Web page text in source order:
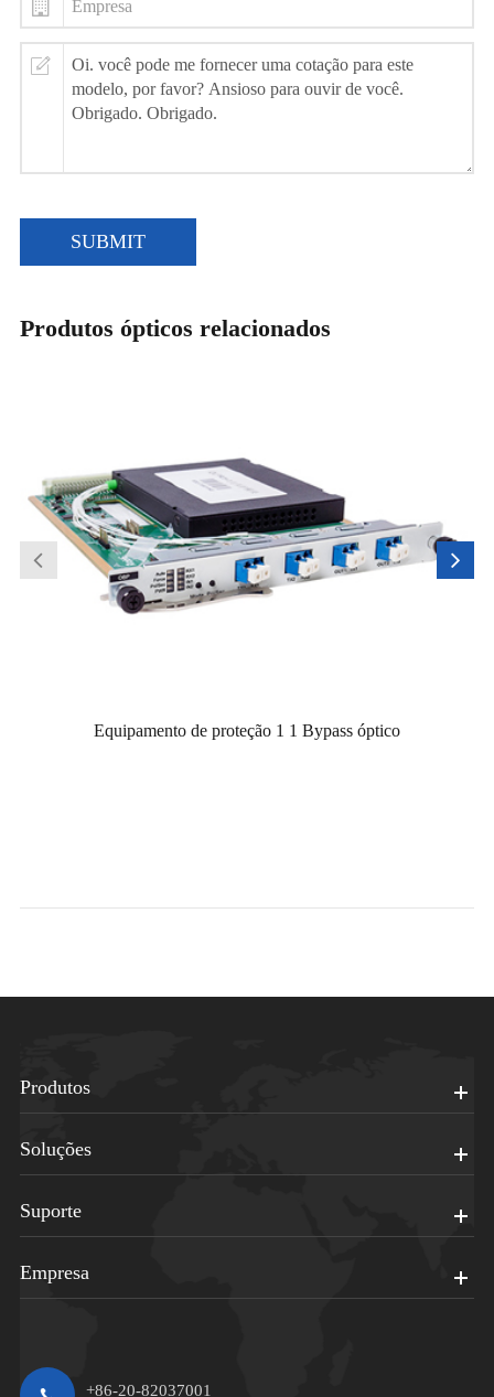
SUBMIT
Produtos ópticos relacionados
Equipamento de proteção 1 1 Bypass óptico
Produtos
Soluções
Suporte
Empresa
+86-20-82037001